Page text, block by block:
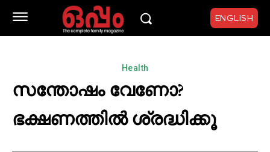
ENGLISH
Health
സന്തോഷം വേണോ?
ഭക്ഷണത്തിൽ ശ്രദ്ധിക്കൂ